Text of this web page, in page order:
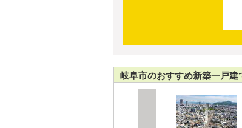
岐阜市のおすすめ新築一戸建